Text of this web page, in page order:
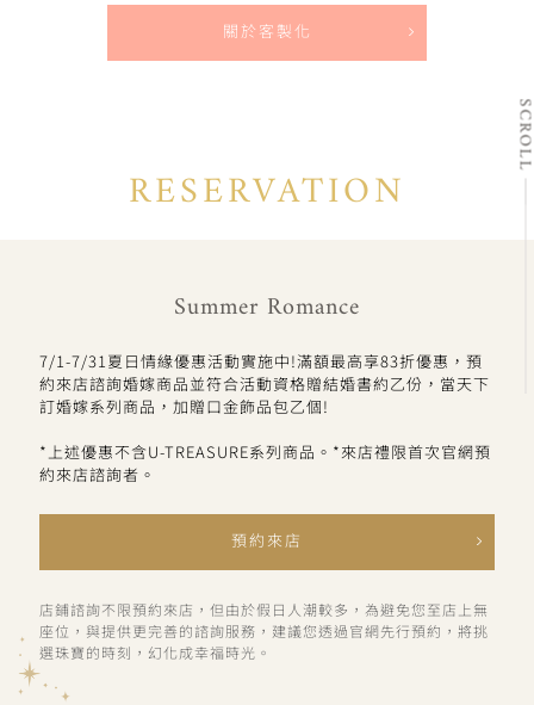
關於客製化
RESERVATION
Summer Romance
7/1-7/31夏日情緣優惠活動實施中!滿額最高享83折優惠，預
約來店諮詢婚嫁商品並符合活動資格贈結婚書約乙份，當天下
訂婚嫁系列商品，加贈口金飾品包乙個!
*上述優惠不含U-TREASURE系列商品。*來店禮限首次官網預
約來店諮詢者。
預約來店
店鋪諮詢不限預約來店，但由於假日人潮較多，為避免您至店上無
座位，與提供更完善的諮詢服務，建議您透過官網先行預約，將挑
選珠寶的時刻，幻化成幸福時光。